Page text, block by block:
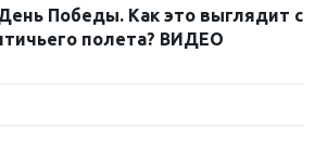
Победы. Как это выглядит с
полета? ВИДЕО